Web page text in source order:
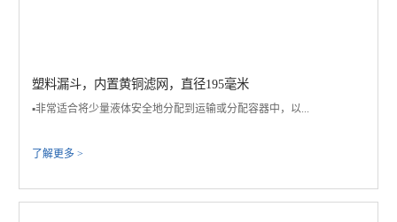
塑料漏斗，内置黄铜滤网，直径195毫米
▪️非常适合将少量液体安全地分配到运输或分配容器中，以...
了解更多 >